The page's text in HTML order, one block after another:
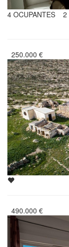
4 OCUPANTES 2
250.000 €
490.000 €